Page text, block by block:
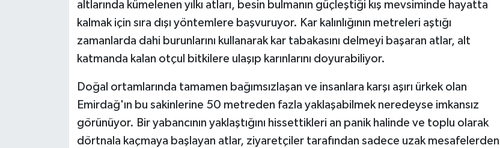
altlarında kümelenen yılkı atları, besin bulmanın güçleştiği kış mevsiminde hayatta
kalmak için sıra dışı yöntemlere başvuruyor. Kar kalınlığının metreleri aştığı
zamanlarda dahi burunlarını kullanarak kar tabakasını delmeyi başaran atlar, alt
katmanda kalan otçul bitkilere ulaşıp karınlarını doyurabiliyor.
Doğal ortamlarında tamamen bağımsızlaşan ve insanlara karşı aşırı ürkek olan
Emirdağ'ın bu sakinlerine 50 metreden fazla yaklaşabilmek neredeyse imkansız
görünüyor. Bir yabancının yaklaştığını hissettikleri an panik halinde ve toplu olarak
dörtnala kaçmaya başlayan atlar, ziyaretçiler tarafından sadece uzak mesafelerden
ÜLKE GÜNDEMİ